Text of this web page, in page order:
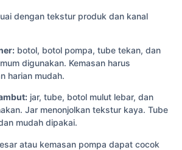
dengan tekstur produk dan kanal
botol, botol pompa, tube tekan, dan
digunakan. Kemasan harus
harian mudah.
jar, tube, botol mulut lebar, dan
Jar menonjolkan tekstur kaya. Tube
mudah dipakai.
atau kemasan pompa dapat cocok